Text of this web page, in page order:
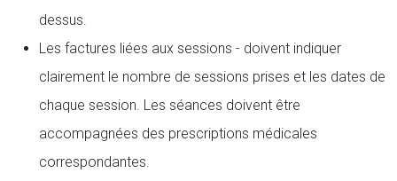
dessus.
Les factures liées aux sessions - doivent indiquer
clairement le nombre de sessions prises et les dates de
chaque session. Les séances doivent être
accompagnées des prescriptions médicales
correspondantes.